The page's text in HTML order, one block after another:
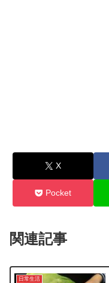
X
Pocket
関連記事
日常生活